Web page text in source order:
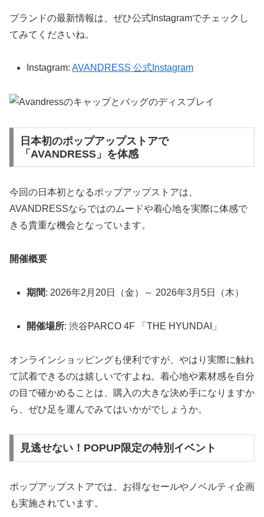
ブランドの最新情報は、ぜひ公式Instagramでチェックし
てみてくださいね。
Instagram:AVANDRESS 公式Instagram
日本初のポップアップストアで
「AVANDRESS」を体感
今回の日本初となるポップアップストアは、
AVANDRESSならではのムードや着心地を実際に体感で
きる貴重な機会となっています。
開催概要
期間: 2026年2月20日（金）～ 2026年3月5日（木）
開催場所: 渋谷PARCO 4F 「THE HYUNDAI」
オンラインショッピングも便利ですが、やはり実際に触れ
て試着できるのは嬉しいですよね。着心地や素材感を自分
の目で確かめることは、購入の大きな決め手になりますか
ら、ぜひ足を運んでみてはいかがでしょうか。
見逃せない！POPUP限定の特別イベント
ポップアップストアでは、お得なセールやノベルティ企画
も実施されています。